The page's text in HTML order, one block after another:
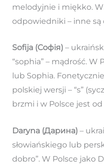
melodyjnie i miękko.
odpowiedniki – inne są
Sofija (Софія)–
“sophia” – mądrość. W
lub Sophia.
polskiej wersji – “s”
brzmi i w Polsce jest
Daryna (Дарина)–
słowiańskiego lub
dobro”. W Polsce jako